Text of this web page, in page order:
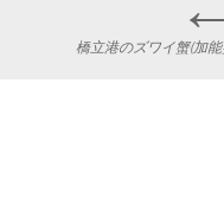
navigation
橋立港のズワイ蟹(加